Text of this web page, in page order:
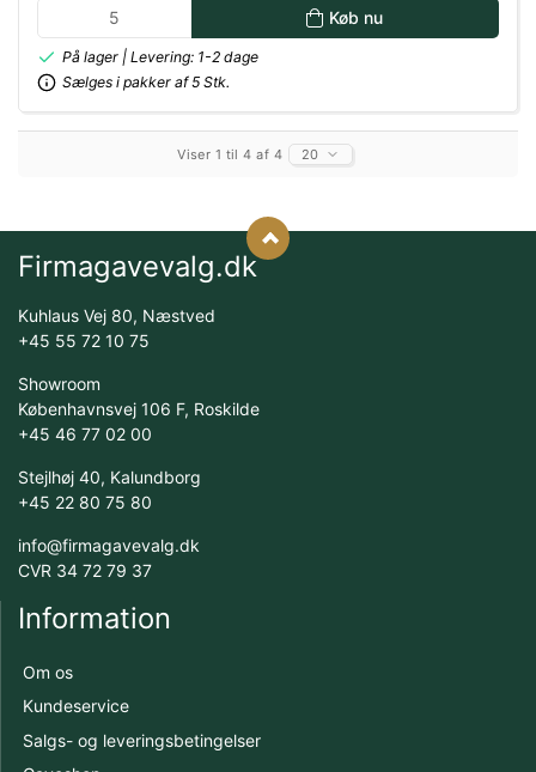
Køb nu
På lager | Levering: 1-2 dage
Sælges i pakker af 5 Stk.
Viser 1 til 4 af 4 20
Firmagavevalg.dk
Kuhlaus Vej 80, Næstved
+45 55 72 10 75
Showroom
Københavnsvej 106 F, Roskilde
+45 46 77 02 00
Stejlhøj 40, Kalundborg
+45 22 80 75 80
info@firmagavevalg.dk
CVR 34 72 79 37
Information
Om os
Kundeservice
Salgs- og leveringsbetingelser